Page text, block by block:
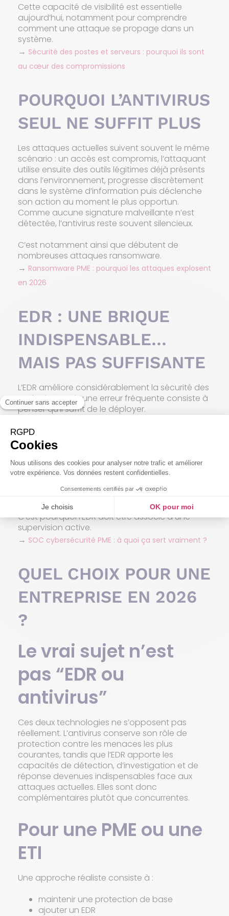
Cette capacité de visibilité est essentielle
aujourd’hui, notamment pour comprendre
comment une attaque se propage dans un
système.
→ Sécurité des postes et serveurs : pourquoi ils sont
au cœur des compromissions
POURQUOI L’ANTIVIRUS
SEUL NE SUFFIT PLUS
Les attaques actuelles suivent souvent le même
scénario : un accès est compromis, l’attaquant
utilise ensuite des outils légitimes déjà présents
dans l’environnement, progresse discrètement
dans le système d’information puis déclenche
son action au moment le plus opportun.
Comme aucune signature malveillante n’est
détectée, l’antivirus reste souvent silencieux.
C’est notamment ainsi que débutent de
nombreuses attaques ransomware.
→ Ransomware PME : pourquoi les attaques explosent
en 2026
EDR : UNE BRIQUE
INDISPENSABLE…
MAIS PAS SUFFISANTE
L’EDR améliore considérablement la sécurité des
endpoints. Mais une erreur fréquente consiste à
penser qu’il suffit de le déployer.
En pratique, une solution EDR génère un volume
important d’informations : alertes, événements
de sécurité, comportements inhabituels ou
tentatives d’intrusion. Sans équipe capable
d’interpréter ces données et de qualifier les
alertes, certaines menaces peuvent passer
inaperçues ou être traitées trop tard.
C’est pourquoi l’EDR doit être associé à une
supervision active.
→ SOC cybersécurité PME : à quoi ça sert vraiment ?
QUEL CHOIX POUR UNE
ENTREPRISE EN 2026
?
Le vrai sujet n’est
pas “EDR ou
antivirus”
Ces deux technologies ne s’opposent pas
réellement. L’antivirus conserve son rôle de
protection contre les menaces les plus
courantes, tandis que l’EDR apporte les
capacités de détection, d’investigation et de
réponse devenues indispensables face aux
attaques actuelles. Elles sont donc
complémentaires plutôt que concurrentes.
Pour une PME ou une
ETI
Une approche réaliste consiste à :
maintenir une protection de base
ajouter un EDR